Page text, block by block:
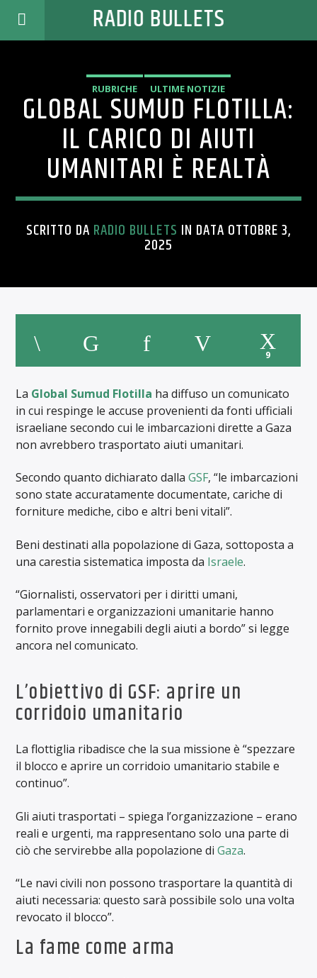
RADIO BULLETS
RUBRICHE ULTIME NOTIZIE
GLOBAL SUMUD FLOTILLA:
IL CARICO DI AIUTI
UMANITARI È REALTÀ
SCRITTO DA RADIO BULLETS IN DATA OTTOBRE 3,
2025
9
La Global Sumud Flotilla ha diffuso un comunicato
in cui respinge le accuse provenienti da fonti ufficiali
israeliane secondo cui le imbarcazioni dirette a Gaza
non avrebbero trasportato aiuti umanitari.
Secondo quanto dichiarato dallaGSF, “le imbarcazioni
sono state accuratamente documentate, cariche di
forniture mediche, cibo e altri beni vitali”.
Beni destinati alla popolazione di Gaza, sottoposta a
una carestia sistematica imposta da Israele.
“Giornalisti, osservatori per i diritti umani,
parlamentari e organizzazioni umanitarie hanno
fornito prove innegabili degli aiuti a bordo” si legge
ancora nel comunicato.
L’obiettivo di GSF: aprire un
corridoio umanitario
La flottiglia ribadisce che la sua missione è “spezzare
il blocco e aprire un corridoio umanitario stabile e
continuo”.
Gli aiuti trasportati – spiega l’organizzazione – erano
reali e urgenti, ma rappresentano solo una parte di
ciò che servirebbe alla popolazione diGaza.
“Le navi civili non possono trasportare la quantità di
aiuti necessaria: questo sarà possibile solo una volta
revocato il blocco”.
La fame come arma